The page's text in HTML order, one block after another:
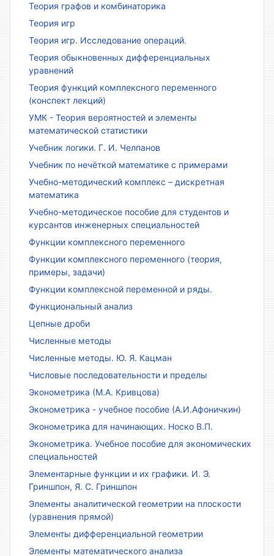
Теория графов и комбинаторика
Теория игр
Теория игр. Исследование операций.
Теория обыкновенных дифференциальных
уравнений
Теория функций комплексного переменного
(конспект лекций)
УМК - Теория вероятностей и элементы
математической статистики
Учебник логики. Г. И. Челпанов
Учебник по нечёткой математике с примерами
Учебно-методический комплекс – дискретная
математика
Учебно-методическое пособие для студентов и
курсантов инженерных специальностей
Функции комплексного переменного
Функции комплексного переменного (теория,
примеры, задачи)
Функции комплексной переменной и ряды.
Функциональный анализ
Цепные дроби
Численные методы
Численные методы. Ю. Я. Кацман
Числовые последовательности и пределы
Эконометрика (М.А. Кривцова)
Эконометрика - учебное пособие (А.И.Афоничкин)
Эконометрика для начинающих. Носко В.П.
Эконометрика. Учебное пособие для экономических
специальностей
Элементарные функции и их графики. И. Э.
Гриншпон, Я. С. Гриншпон
Элементы аналитической геометрии на плоскости
(уравнения прямой)
Элементы дифференциальной геометрии
Элементы математического анализа